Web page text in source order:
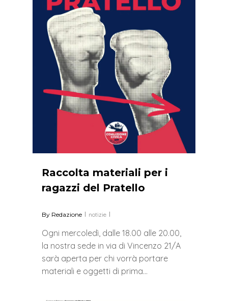
Raccolta materiali per i
ragazzi del Pratello
By Redazione notizie
Ogni mercoledì, dalle 18.00 alle 20.00,
la nostra sede in via di Vincenzo 21/A
sarà aperta per chi vorrà portare
materiali e oggetti di prima…